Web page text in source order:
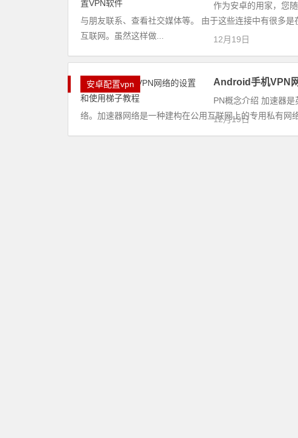
作为安卓的用家，您
与朋友联系、查看社交媒体等。 由于这些连接中有很多
互联网。虽然这样做...
12月19日
安卓配置vpn Android手机VPN
PN概念介绍 加速器
络。加速器网络是一种建构在公用互联网上的专用私有网
12月19日